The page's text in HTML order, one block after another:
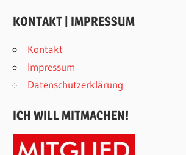
KONTAKT | IMPRESSUM
Kontakt
Impressum
Datenschutzerklärung
ICH WILL MITMACHEN!